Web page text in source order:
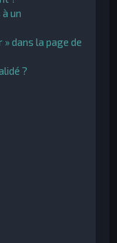
un
dans la page de
?